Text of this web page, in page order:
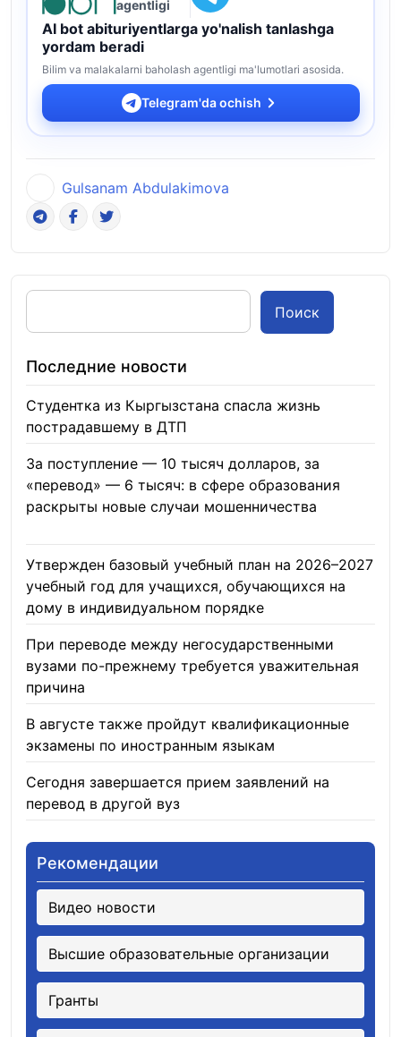
agentligi
AI bot abituriyentlarga yo'nalish tanlashga
yordam beradi
Bilim va malakalarni baholash agentligi ma'lumotlari asosida.
Telegram'da ochish
Gulsanam Abdulakimova
Поиск
Последние новости
Студентка из Кыргызстана спасла жизнь
пострадавшему в ДТП
За поступление — 10 тысяч долларов, за
«перевод» — 6 тысяч: в сфере образования
раскрыты новые случаи мошенничества
Утвержден базовый учебный план на 2026–2027
учебный год для учащихся, обучающихся на
дому в индивидуальном порядке
При переводе между негосударственными
вузами по-прежнему требуется уважительная
причина
В августе также пройдут квалификационные
экзамены по иностранным языкам
Сегодня завершается прием заявлений на
перевод в другой вуз
Рекомендации
Видео новости
Высшие образовательные организации
Гранты